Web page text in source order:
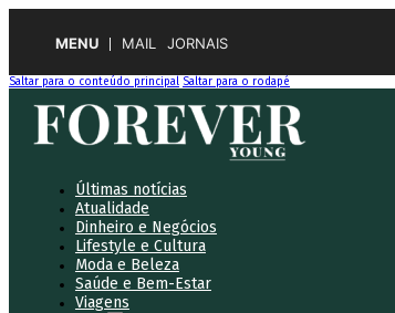
MENU MAIL JORNAIS
Saltar para o conteúdo principal Saltar para o rodapé
Últimas notícias
Atualidade
Dinheiro e Negócios
Lifestyle e Cultura
Moda e Beleza
Saúde e Bem-Estar
Viagens